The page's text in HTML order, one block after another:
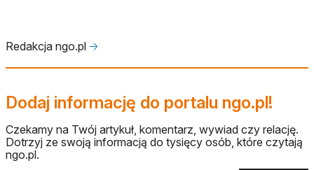
Redakcja ngo.pl 🡢
Dodaj informację do portalu ngo.pl!
Czekamy na Twój artykuł, komentarz, wywiad czy relację.
Dotrzyj ze swoją informacją do tysięcy osób, które czytają
ngo.pl.